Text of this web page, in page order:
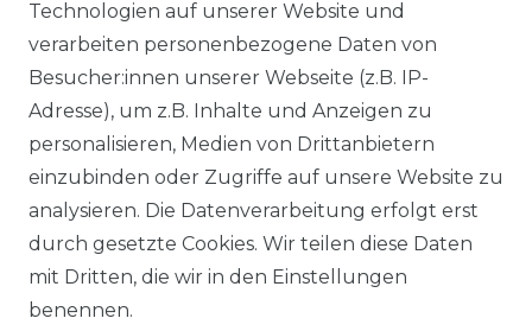
Technologien auf unserer Website und
verarbeiten personenbezogene Daten von
Besucher:innen unserer Webseite (z.B. IP-
Adresse), um z.B. Inhalte und Anzeigen zu
personalisieren, Medien von Drittanbietern
einzubinden oder Zugriffe auf unsere Website zu
analysieren. Die Datenverarbeitung erfolgt erst
durch gesetzte Cookies. Wir teilen diese Daten
mit Dritten, die wir in den Einstellungen
benennen.